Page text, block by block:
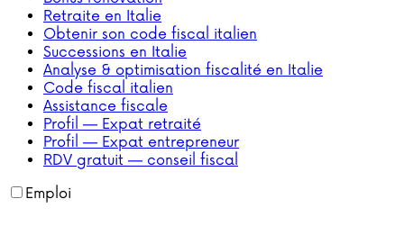
Retraite en Italie
Obtenir son code fiscal italien
Successions en Italie
Analyse & optimisation fiscalité en Italie
Code fiscal italien
Assistance fiscale
Profil — Expat retraité
Profil — Expat entrepreneur
RDV gratuit — conseil fiscal
Emploi